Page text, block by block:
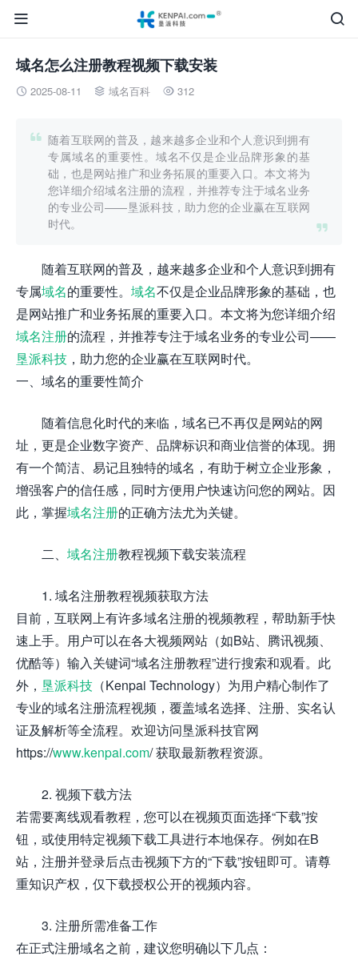


域名怎么注册教程视频下载安装
 2025-08-11  域名百科  312


随着互联网的普及，越来越多企业和个人意识到拥有
专属域名的重要性。域名不仅是企业品牌形象的基
础，也是网站推广和业务拓展的重要入口。本文将为
您详细介绍域名注册的流程，并推荐专注于域名业务
的专业公司——垦派科技，助力您的企业赢在互联网
时代。
随着互联网的普及，越来越多企业和个人意识到拥有
专属域名的重要性。 域名不仅是企业品牌形象的基础，也
是网站推广和业务拓展的重要入口。本文将为您详细介绍
域名注册的流程，并推荐专注于域名业务的专业公司——
垦派科技 ，助力您的企业赢在互联网时代。
一、域名的重要性简介
随着信息化时代的来临，域名已不再仅是网站的网
址，更是企业数字资产、品牌标识和商业信誉的体现。拥
有一个简洁、易记且独特的域名，有助于树立企业形象，
增强客户的信任感，同时方便用户快速访问您的网站。因
此，掌握域名注册的正确方法尤为关键。
二、 域名注册教程视频下载安装流程
1. 域名注册教程视频获取方法
目前，互联网上有许多域名注册的视频教程，帮助新手快
速上手。用户可以在各大视频网站（如B站、腾讯视频、
优酷等）输入关键词“域名注册教程”进行搜索和观看。此
外， 垦派科技 （Kenpai Technology）为用户精心制作了
专业的域名注册流程视频，覆盖域名选择、注册、实名认
证及解析等全流程。欢迎访问垦派科技官网
https://www.kenpai.com/ 获取最新教程资源。
2. 视频下载方法
若需要离线观看教程，您可以在视频页面选择“下载”按
钮，或使用特定视频下载工具进行本地保存。例如在B
站，注册并登录后点击视频下方的“下载”按钮即可。请尊
重知识产权，仅下载授权公开的视频内容。
3. 注册所需准备工作
在正式注册域名之前，建议您明确以下几点：